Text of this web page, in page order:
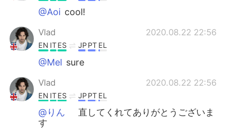
Português
@Aoi cool!
Vlad 2020.08.22 22:56
EN ITES JPPT EL
@Mel sure
Vlad 2020.08.22 22:56
EN ITES JPPT EL
@りん
直してくれてありがとうございま
す